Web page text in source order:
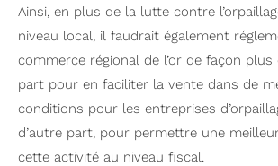
Ainsi, en plus de la lutte contre
niveau local, il faudrait également
commerce régional de l’or de façon plus
part pour en faciliter la vente dans de
conditions pour les entreprises
d’autre part, pour permettre une
cette activité au niveau fiscal.